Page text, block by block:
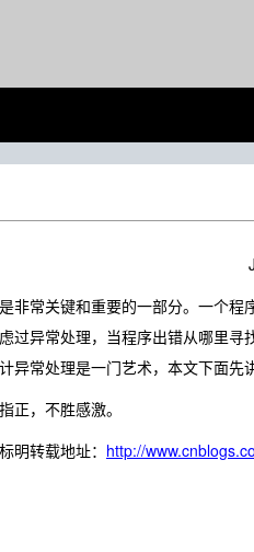
常关键和重要的一部分。一个程
过异常处理，当程序出错从哪里
异常处理是一门艺术，本文下面
，不胜感激。
转载地址： http://